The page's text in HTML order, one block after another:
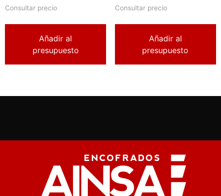
Consultar precio
Añadir al
presupuesto
Consultar precio
Añadir al
presupuesto